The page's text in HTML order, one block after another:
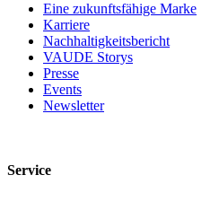
Eine zukunftsfähige Marke
Karriere
Nachhaltigkeitsbericht
VAUDE Storys
Presse
Events
Newsletter
Service